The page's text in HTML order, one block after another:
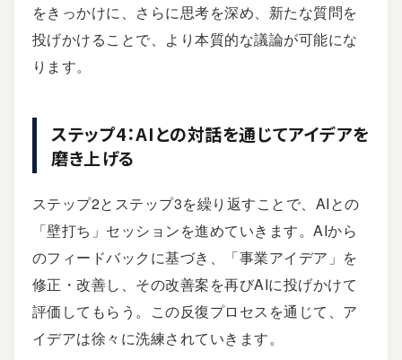
をきっかけに、さらに思考を深め、新たな質問を
投げかけることで、より本質的な議論が可能にな
ります。
ステップ4：AIとの対話を通じてアイデアを
磨き上げる
ステップ2とステップ3を繰り返すことで、AIとの
「壁打ち」セッションを進めていきます。AIから
のフィードバックに基づき、「事業アイデア」を
修正・改善し、その改善案を再びAIに投げかけて
評価してもらう。この反復プロセスを通じて、ア
イデアは徐々に洗練されていきます。